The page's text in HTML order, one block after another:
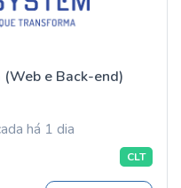
e Back-end)
há 1 dia
CLT